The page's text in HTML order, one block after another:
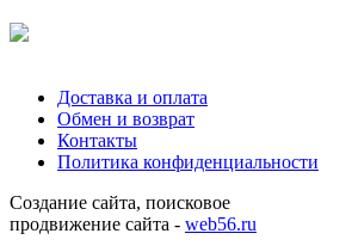
Доставка и оплата
Обмен и возврат
Контакты
Политика конфиденциальности
Создание сайта, поисковое
продвижение сайта - web56.ru